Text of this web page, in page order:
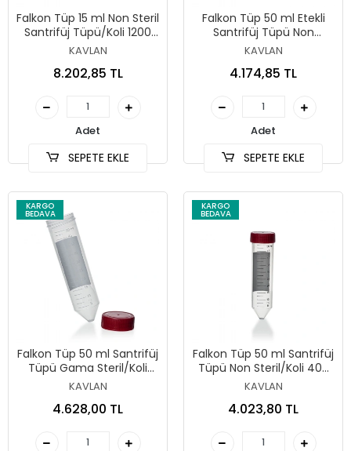
Falkon Tüp 15 ml Non Steril
Santrifüj Tüpü/Koli 1200
Adet
KAVLAN
8.202,85 TL
Adet
SEPETE EKLE
Falkon Tüp 50 ml Etekli
Santrifüj Tüpü Non
Steril/Koli 400 Adet
KAVLAN
4.174,85 TL
Adet
SEPETE EKLE
KARGO
BEDAVA
Falkon Tüp 50 ml Santrifüj
Tüpü Gama Steril/Koli
400 Adet
KAVLAN
4.628,00 TL
KARGO
BEDAVA
Falkon Tüp 50 ml Santrifüj
Tüpü Non Steril/Koli 400
Adet
KAVLAN
4.023,80 TL